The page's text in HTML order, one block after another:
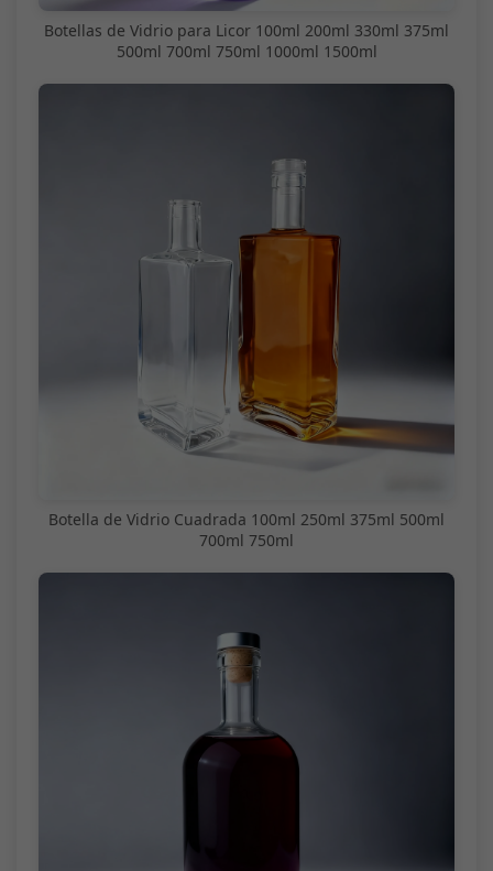
Botellas de Vidrio para Licor 100ml 200ml 330ml 375ml
500ml 700ml 750ml 1000ml 1500ml
Botella de Vidrio Cuadrada 100ml 250ml 375ml 500ml
700ml 750ml